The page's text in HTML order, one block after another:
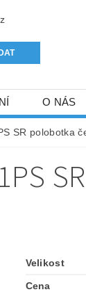
O NÁS
SR polobotka
Velikost
Cena